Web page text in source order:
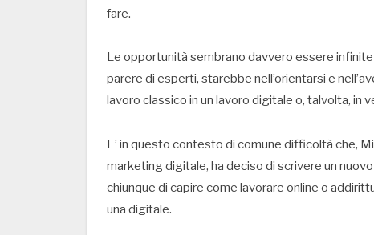
fare.
Le opportunità sembrano davvero essere
parere di esperti, starebbe nell’orientarsi e
lavoro classico in un lavoro digitale o, talvolta, in
E’ in questo contesto di comune difficoltà che,
marketing digitale, ha deciso di scrivere un
chiunque di capire come lavorare online o
una digitale.